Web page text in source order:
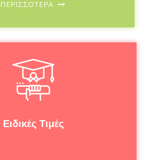
ΠΕΡΙΣΣΟΤΕΡΑ
Ειδικές Τιμές